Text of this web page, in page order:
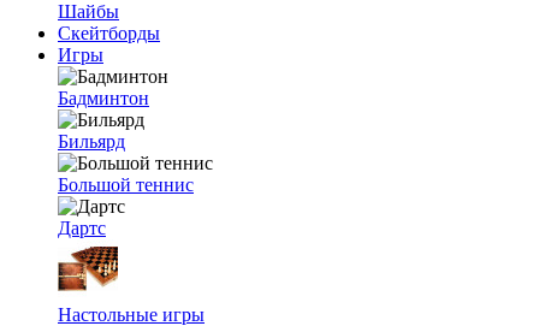
Шайбы
Скейтборды
Игры
Бадминтон
Бильярд
Большой теннис
Дартс
Настольные игры